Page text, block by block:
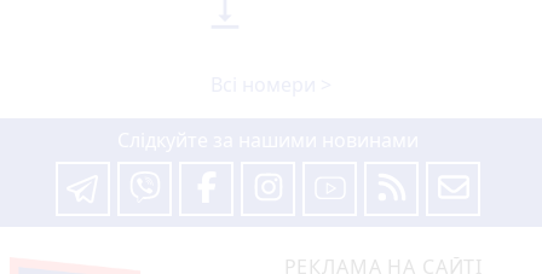
РЕКЛАМА НА САЙТІ